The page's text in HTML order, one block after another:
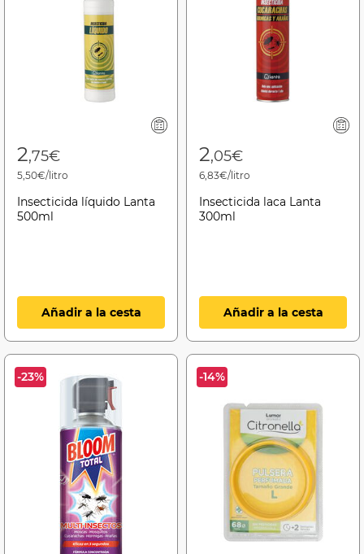
2,75€
5,50€/litro
Insecticida líquido Lanta
500ml
Añadir a la cesta
2,05€
6,83€/litro
Insecticida laca Lanta
300ml
Añadir a la cesta
-23% -14%